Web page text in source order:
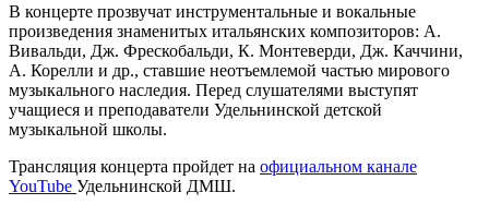
В концерте прозвучат инструментальные и вокальные
произведения знаменитых итальянских композиторов: А.
Вивальди, Дж. Фрескобальди, К. Монтеверди, Дж. Каччини,
А. Корелли и др., ставшие неотъемлемой частью мирового
музыкального наследия. Перед слушателями выступят
учащиеся и преподаватели Удельнинской детской
музыкальной школы.
Трансляция концерта пройдет на официальном канале
YouTube Удельнинской ДМШ.